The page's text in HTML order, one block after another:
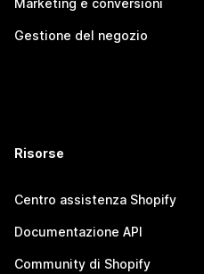
Marketing e conversioni
Gestione del negozio
Risorse
Centro assistenza Shopify
Documentazione API
Community di Shopify